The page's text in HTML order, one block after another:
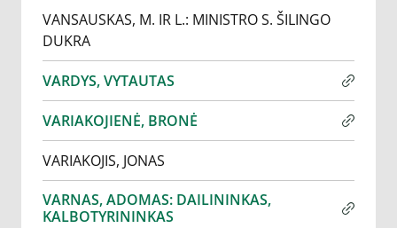
VANSAUSKAS, M. IR L.: MINISTRO S. ŠILINGO
DUKRA
VARDYS, VYTAUTAS
VARIAKOJIENĖ, BRONĖ
VARIAKOJIS, JONAS
VARNAS, ADOMAS: DAILININKAS,
KALBOTYRININKAS